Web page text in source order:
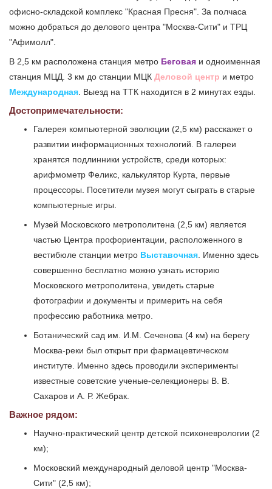
офисно-складской комплекс "Красная Пресня". За полчаса
можно добраться до делового центра "Москва-Сити" и ТРЦ
"Афимолл".
В 2,5 км расположена станция метро Беговая и одноименная
станция МЦД. 3 км до станции МЦК Деловой центр и метро
Международная. Выезд на ТТК находится в 2 минутах езды.
Достопримечательности:
Галерея компьютерной эволюции (2,5 км) расскажет о
развитии информационных технологий. В галереи
хранятся подлинники устройств, среди которых:
арифмометр Феликс, калькулятор Курта, первые
процессоры. Посетители музея могут сыграть в старые
компьютерные игры.
Музей Московского метрополитена (2,5 км) является
частью Центра профориентации, расположенного в
вестибюле станции метро Выставочная. Именно здесь
совершенно бесплатно можно узнать историю
Московского метрополитена, увидеть старые
фотографии и документы и примерить на себя
профессию работника метро.
Ботанический сад им. И.М. Сеченова (4 км) на берегу
Москва-реки был открыт при фармацевтическом
институте. Именно здесь проводили эксперименты
известные советские ученые-селекционеры В. В.
Сахаров и А. Р. Жебрак.
Важное рядом:
Научно-практический центр детской психоневрологии (2
км);
Московский международный деловой центр "Москва-
Сити" (2,5 км);